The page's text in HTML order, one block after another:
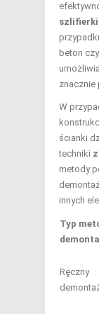
szlifierki
beton
znacznie
W
ścianki
techniki
metody
innych
Typ
Ręczny